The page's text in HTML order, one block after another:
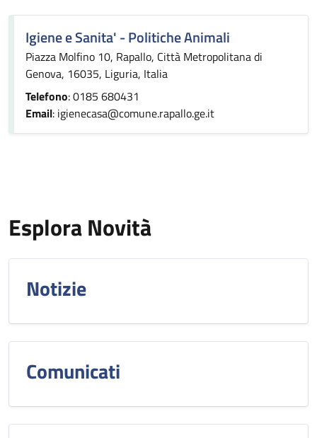
Igiene e Sanita' - Politiche Animali
Piazza Molfino 10, Rapallo, Città Metropolitana di
Genova, 16035, Liguria, Italia
Telefono: 0185 680431
Email: igienecasa@comune.rapallo.ge.it
Esplora Novità
Notizie
Comunicati